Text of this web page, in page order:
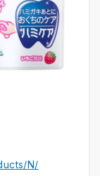
N/